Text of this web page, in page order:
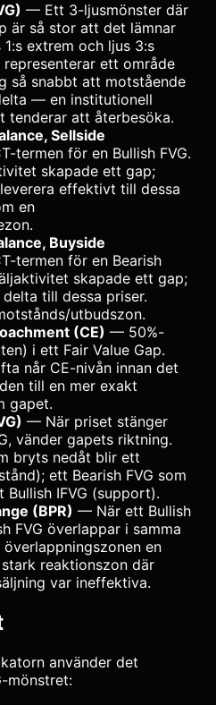
— Ett 3-ljusmönster där
är så stor att det lämnar
extrem och ljus 3:s
ett område
så snabbt att motstående
— en institutionell
tenderar att återbesöka.
Sellside
termen för en Bullish FVG.
skapade ett gap;
effektivt till dessa
en
Buyside
termen för en Bearish
skapade ett gap;
till dessa priser.
utbudszon.
(CE) — 50%-
i ett Fair Value Gap.
når CE-nivån innan det
till en mer exakt
gapet.
— När priset stänger
vänder gapets riktning.
bryts nedåt blir ett
ett Bearish FVG som
IFVG (support).
(BPR) — När ett Bullish
FVG överlappar i samma
en
reaktionszon där
var ineffektiva.
använder det
mönstret: